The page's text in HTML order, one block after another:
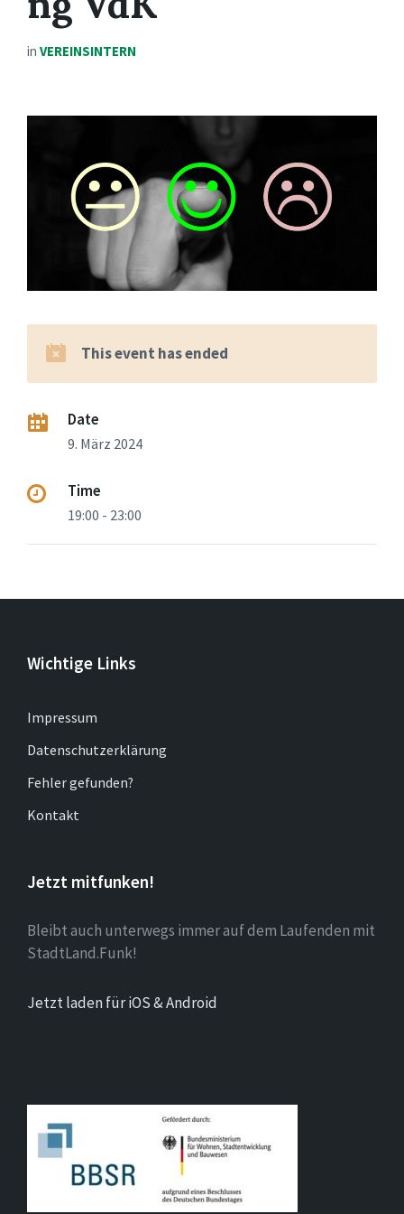
in VEREINSINTERN
This event has ended
Date
9. März 2024
Time
19:00 - 23:00
Wichtige Links
Impressum
Datenschutzerklärung
Fehler gefunden?
Kontakt
Jetzt mitfunken!
Bleibt auch unterwegs immer auf dem Laufenden mit
StadtLand.Funk!
Jetzt laden für iOS & Android